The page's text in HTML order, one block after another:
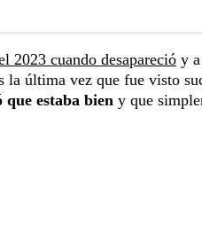
2023 cuando desapareció y
la última vez que fue visto
estaba bien y que